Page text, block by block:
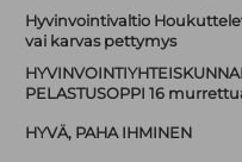
Hyvinvointivaltio
vai karvas pettymys
PELASTUSOPPI 16
HYVÄ, PAHA IHMINEN